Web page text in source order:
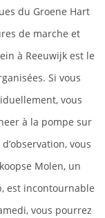
du Groene Hart
de marche et
à Reeuwijk est le
Si vous
vous
à la pompe sur
vous
Molen, un
est incontournable
vous pourrez